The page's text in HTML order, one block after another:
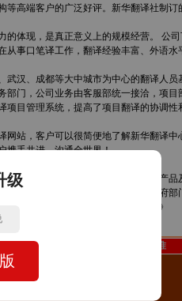
高端客户的广泛好评。新华翻译社制
体现，是真正意义上的规模经营。 公
事口笔译工作，翻译经验丰富、外语
汉、成都等大中城市为中心的翻译人
门，公司业务由客服部统一接洽，项
目管理系统，提高了项目翻译的协调
网站，客户可以很简便地了解新华翻译
携手共进，沟通全世界！
以及网站翻译、外包本地化、翻译产
文书等。我们的翻译盖章得到了政府
敬请参阅《
》
翻译流程 质量标准
译公司
级